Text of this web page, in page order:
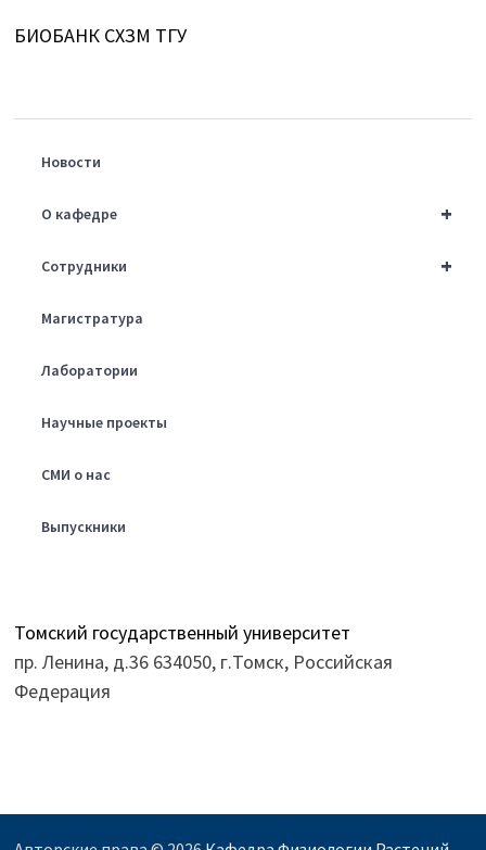
БИОБАНК СХЗМ ТГУ
Новости
+
О кафедре
+
Сотрудники
Магистратура
Лаборатории
Научные проекты
СМИ о нас
Выпускники
Томский государственный университет
пр. Ленина, д.36 634050, г.Томск, Российская
Федерация